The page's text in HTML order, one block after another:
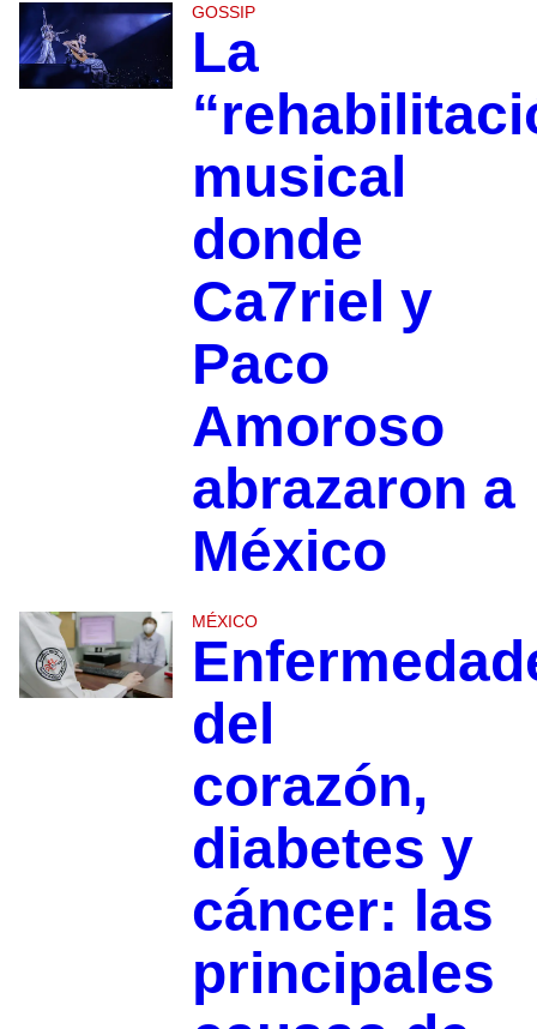
GOSSIP
La
musical
donde
Ca7riel y
Paco
Amoroso
abrazaron a
México
MÉXICO
del
corazón,
diabetes y
cáncer: las
principales